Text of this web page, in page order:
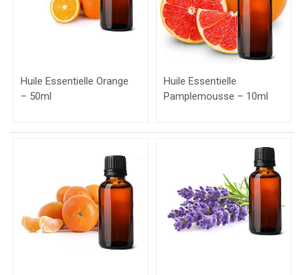
Huile Essentielle Orange
– 50ml
Huile Essentielle
Pamplemousse – 10ml